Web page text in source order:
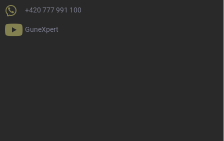
+420 777 991 100
GuneXpert